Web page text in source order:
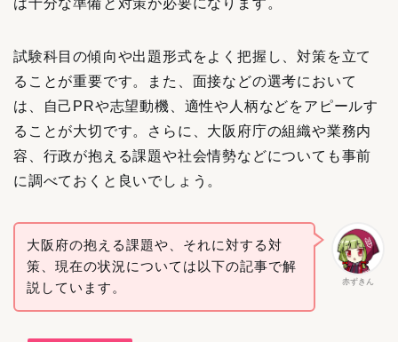
試験科目の傾向や出題形式をよく把握し、対策を立て
ることが重要です。また、面接などの選考において
は、自己PRや志望動機、適性や人柄などをアピールす
ることが大切です。さらに、大阪府庁の組織や業務内
容、行政が抱える課題や社会情勢などについても事前
に調べておくと良いでしょう。
赤ずきん
大阪府の抱える課題や、それに対する対
策、現在の状況については以下の記事で解
説しています。